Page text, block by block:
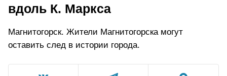
вдоль К. Маркса
Магнитогорск. Жители Магнитогорска могут
оставить след в истории города.